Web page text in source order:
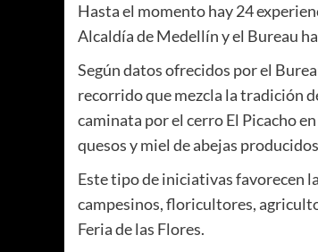
Hasta el momento hay 24
Alcaldía de Medellín y el Bureau
Según datos ofrecidos por el
recorrido que mezcla la tradición
caminata por el cerro El Picacho
quesos y miel de abejas
Este tipo de iniciativas favorecen
campesinos, floricultores,
Feria de las Flores.